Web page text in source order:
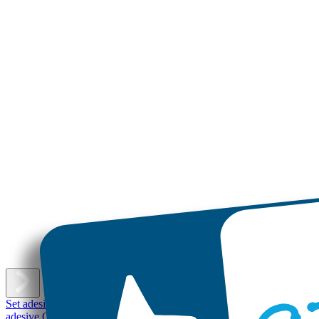
Set adesivi con nome Etichette adesive piccole Etichette adesive
adesive Grandi
Etichette per scarpe